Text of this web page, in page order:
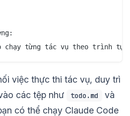
việc thực thi tác vụ, duy trì
các tệp như
todo.md và
có thể chạy Claude Code